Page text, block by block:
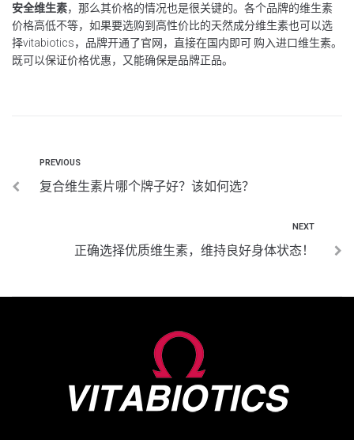
安全维生素，那么其价格的情况也是很关键的。各个品牌的维生素
价格高低不等，如果要选购到高性价比的天然成分维生素也可以选
择vitabiotics，品牌开通了官网，直接在国内即可 购入进口维生素。
既可以保证价格优惠，又能确保是品牌正品。
PREVIOUS
复合维生素片哪个牌子好？该如何选？
NEXT
正确选择优质维生素，维持良好身体状态！